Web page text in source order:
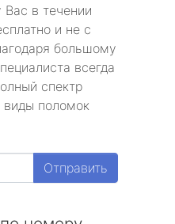
в течении
и не с
большому
всегда
спектр
виды поломок
Отправить